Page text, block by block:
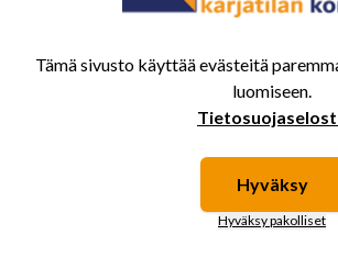
Tämä sivusto käyttää evästeitä
luomiseen.
Hyväksy
Hyväksy pakolliset